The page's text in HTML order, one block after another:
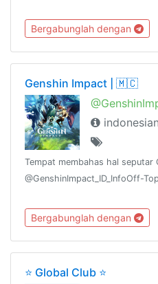
Bergabunglah dengan
Genshin Impact | 🇲🇨
indonesian
Tempat membahas hal seputar
@GenshinImpact_ID_InfoOff-
Bergabunglah dengan
⭐ Global Club ⭐